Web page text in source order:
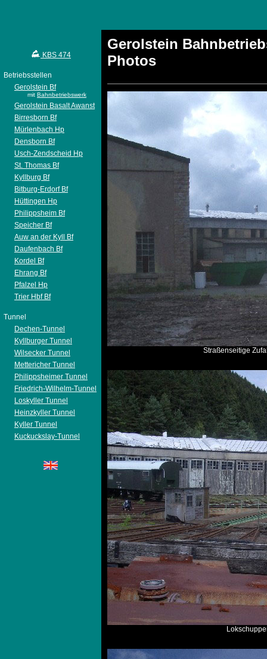
KBS 474
Betriebsstellen
Gerolstein Bf
mit Bahnbetriebswerk
Gerolstein Basalt Awanst
Birresborn Bf
Mürlenbach Hp
Densborn Bf
Usch-Zendscheid Hp
St. Thomas Bf
Kyllburg Bf
Bitburg-Erdorf Bf
Hüttingen Hp
Philippsheim Bf
Speicher Bf
Auw an der Kyll Bf
Daufenbach Bf
Kordel Bf
Ehrang Bf
Pfalzel Hp
Trier Hbf Bf
Tunnel
Dechen-Tunnel
Kyllburger Tunnel
Wilsecker Tunnel
Mettericher Tunnel
Philippsheimer Tunnel
Friedrich-Wilhelm-Tunnel
Loskyller Tunnel
Heinzkyller Tunnel
Kyller Tunnel
Kuckuckslay-Tunnel
Gerolstein
Photos
Straßenseitige